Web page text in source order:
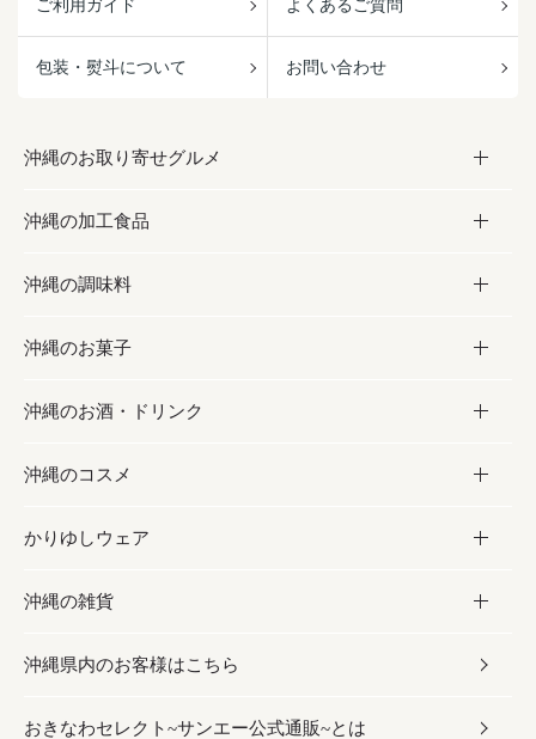
ご利用ガイド よくあるご質問
包装・熨斗について お問い合わせ
沖縄のお取り寄せグルメ
お取り寄せグルメ
フルーツ・野菜
お肉
海産物
沖縄の加工食品
加工食品
缶詰／パウチ
沖縄料理
沖縄そば／乾麺
レトルト食品
乾物／粉類
沖縄の調味料
調味料
砂糖／黒砂糖
塩
お酢／ドレッシング
しょうゆ
みそ
だし／スパイス／島唐辛子
沖縄のお菓子
お菓子
黒糖
ちんすこう
伝統菓子
スナック
おつまみ
沖縄のお酒・ドリンク
お酒・ドリンク
泡盛
ビール・チューハイ
ワイン・ウィスキー・カクテル
ドリンク
沖縄のコスメ
コスメ
スキンケア
ボディケア
ヘアケア
かりゆしウェア
かりゆしウェア
メンズ
レディース
沖縄の雑貨
雑貨
沖縄ファッション
沖縄県内のお客様はこちら
おきなわセレクト~サンエー公式通販~とは